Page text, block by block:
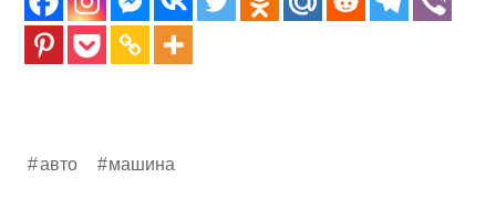
авто машина